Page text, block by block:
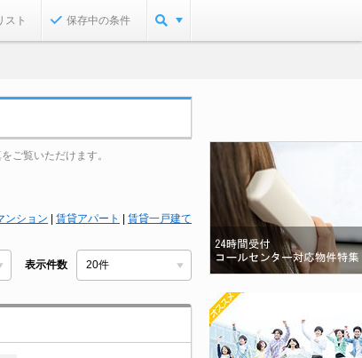
スト 保存中の条件
ご覧いただけます。
ンション 賃貸アパート 賃貸一戸建て
表示件数